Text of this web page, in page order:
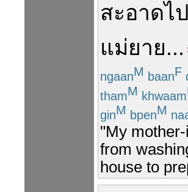
สะอาดไ
แม่ยาย...
ngaanM baanF
thamM khwaam
ginM bpenM
"My
from
house to